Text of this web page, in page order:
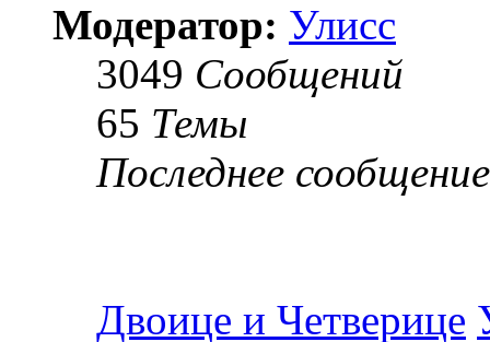
Модератор: Улисс
3049 Сообщений
65 Темы
Последнее сообщение
Двоице и Четверице